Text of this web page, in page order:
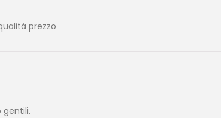
prezzo